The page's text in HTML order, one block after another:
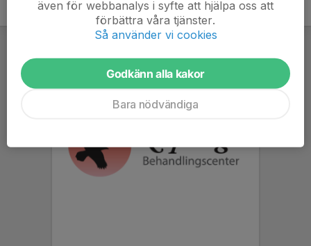
även för webbanalys i syfte att hjälpa oss att
förbättra våra tjänster.
Så använder vi cookies
Godkänn alla kakor
Bara nödvändiga